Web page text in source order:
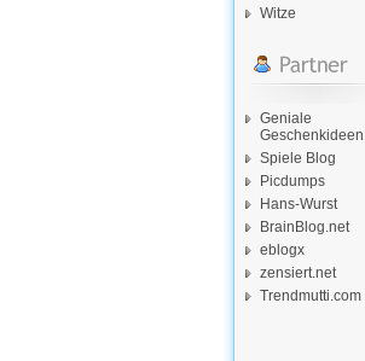
Witze
Geniale
Geschenkideen
Spiele Blog
Picdumps
Hans-Wurst
BrainBlog.net
eblogx
zensiert.net
Trendmutti.com